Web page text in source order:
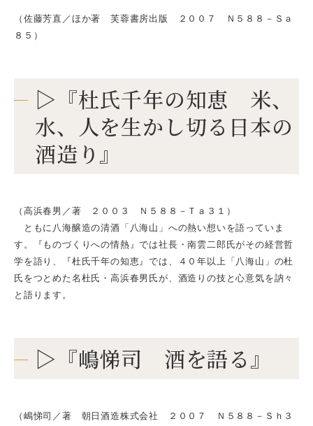
（佐藤芳直／ほか著 芙蓉書房出版 ２００７ Ｎ５８８－Ｓａ
８５）
▷『杜氏千年の知恵 米、
水、人を生かし切る日本の
酒造り』
（高浜春男／著 ２００３ Ｎ５８８－Ｔａ３１）
ともに八海醸造の清酒「八海山」への熱い想いを語っていま
す。『ものづくりへの情熱』では社長・南雲二郎氏がその経営哲
学を語り、『杜氏千年の知恵』では、４０年以上「八海山」の杜
氏をつとめた名杜氏・高浜春男氏が、酒造りの技と心意気を訥々
と語ります。
▷『嶋悌司 酒を語る』
（嶋悌司／著 朝日酒造株式会社 ２００７ Ｎ５８８－Ｓｈ３